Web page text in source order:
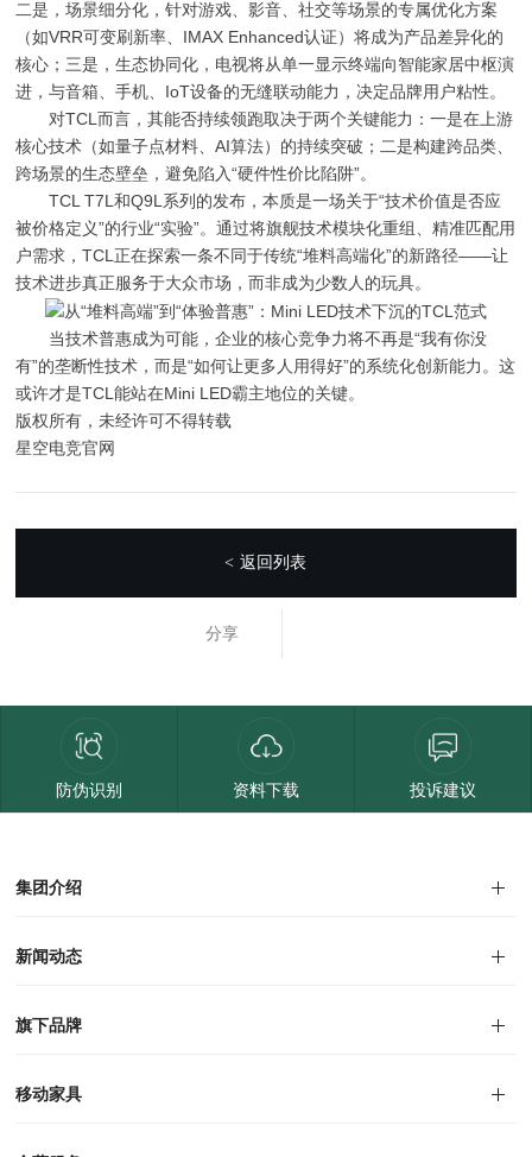
二是，场景细分化，针对游戏、影音、社交等场景的专属优化方案
（如VRR可变刷新率、IMAX Enhanced认证）将成为产品差异化的
核心；三是，生态协同化，电视将从单一显示终端向智能家居中枢演
进，与音箱、手机、IoT设备的无缝联动能力，决定品牌用户粘性。
对TCL而言，其能否持续领跑取决于两个关键能力：一是在上游
核心技术（如量子点材料、AI算法）的持续突破；二是构建跨品类、
跨场景的生态壁垒，避免陷入“硬件性价比陷阱”。
TCL T7L和Q9L系列的发布，本质是一场关于“技术价值是否应
被价格定义”的行业“实验”。通过将旗舰技术模块化重组、精准匹配用
户需求，TCL正在探索一条不同于传统“堆料高端化”的新路径——让
技术进步真正服务于大众市场，而非成为少数人的玩具。
当技术普惠成为可能，企业的核心竞争力将不再是“我有你没
有”的垄断性技术，而是“如何让更多人用得好”的系统化创新能力。这
或许才是TCL能站在Mini LED霸主地位的关键。
版权所有，未经许可不得转载
星空电竞官网
< 返回列表
分享
防伪识别 资料下载 投诉建议
集团介绍
集团介绍
企业文化
人才招聘
商学院
VR全景展厅
董事长介绍
新闻动态
对外公告
家居资讯
旗下品牌
品牌文化
移动家具
迪尚
西瑞
洛斯
里奥
洛卡
美舍
新古典
纯美